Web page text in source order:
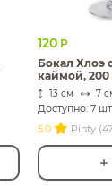
120 Р
Бокал Хлоэ
каймой, 200
13 см 7
Доступно: 7 шт
5.0
Pinty